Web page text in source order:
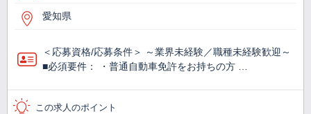
愛知県
＜応募資格/応募条件＞ ～業界未経験／職種未経験歓迎～
■必須要件： ・普通自動車免許をお持ちの方 …
この求人のポイント